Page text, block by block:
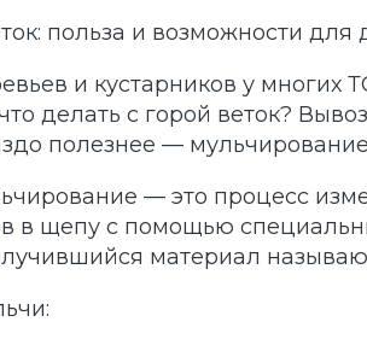
польза и возможности для
и кустарников у многих
делать с горой веток?
полезнее —
— это процесс
в щепу с помощью
материал